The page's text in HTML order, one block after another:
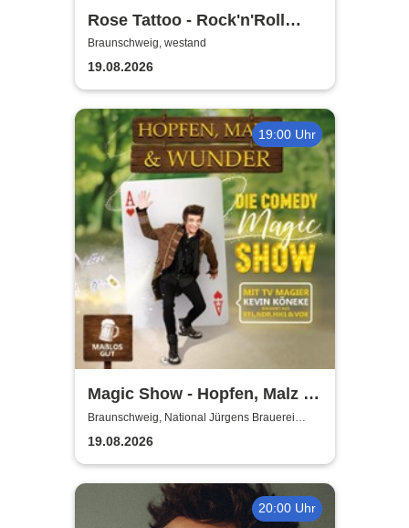
Rose Tattoo - Rock'n'Roll
Outlaws – One Last Ride
Braunschweig, westand
19.08.2026
19:00 Uhr
Magic Show - Hopfen, Malz &
Wunder - Kevin Köneke
Braunschweig, National Jürgens Brauerei
GmbH
19.08.2026
20:00 Uhr